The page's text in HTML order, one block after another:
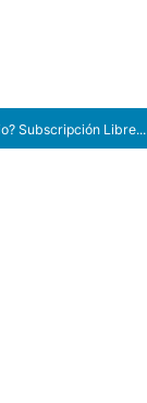
Subscripción Libre...